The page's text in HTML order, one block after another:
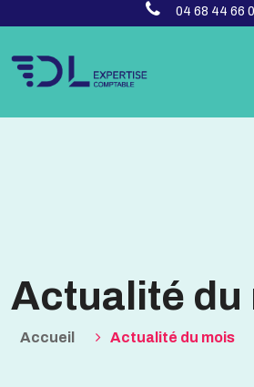
04 68 44 66
Actualité du
Accueil Actualité du mois